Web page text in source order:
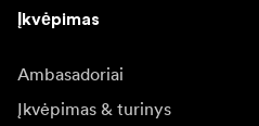
Įkvėpimas
Ambasadoriai
Įkvėpimas & turinys